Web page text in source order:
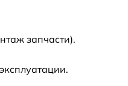
запчасти).